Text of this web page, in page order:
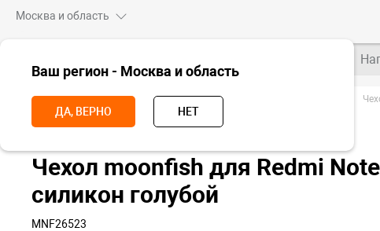
Москва и область
Ваш регион - Москва и область
ДА, ВЕРНО НЕТ
Главная Аксессуары Чехлы и стекла
Чехол moonfish для Redmi
силикон голубой
MNF26523